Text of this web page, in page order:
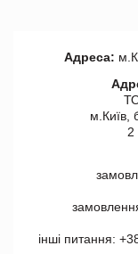
Адреса:
м.Київ,
2
інші питання: